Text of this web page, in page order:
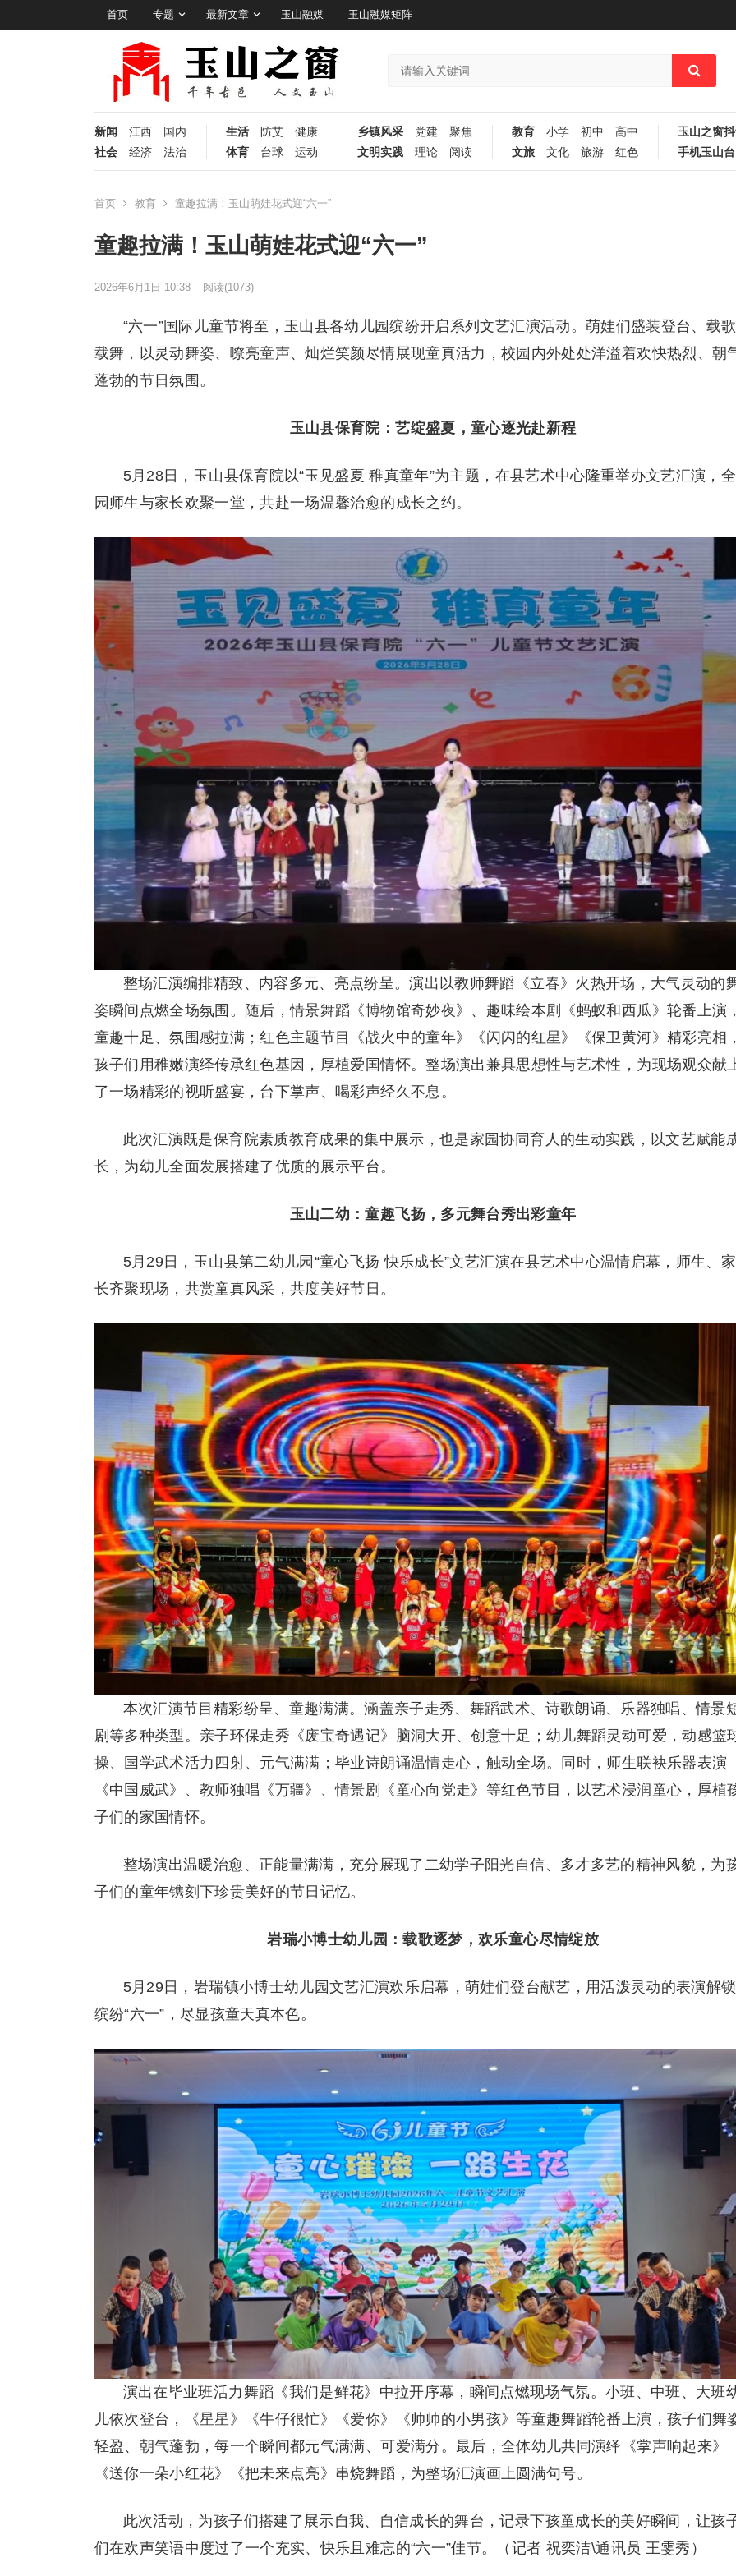
首页 专题 最新文章 玉山融媒 玉山融媒矩阵
新闻 江西
国内
社会
经济 法治
生活 防艾
健康
体育
台球 运动
乡镇风采 党建
聚焦
文明实践
理论 阅读
教育 小学 初中
高中
文旅
文化 旅游 红色
玉山之窗
手机玉山台
首页 教育 童趣拉满！玉山萌娃花式迎“六一”
童趣拉满！玉山萌娃花式迎“六一”
2026年6月1日 10:38 阅读(1073)
“六一”国际儿童节将至，玉山县各幼儿园缤纷开启系列文艺汇演活动。萌娃们盛装登台、载歌
载舞，以灵动舞姿、嘹亮童声、灿烂笑颜尽情展现童真活力，校园内外处处洋溢着欢快热烈、朝
蓬勃的节日氛围。
玉山县保育院：艺绽盛夏，童心逐光赴新程
5月28日，玉山县保育院以“玉见盛夏 稚真童年”为主题，在县艺术中心隆重举办文艺汇演，全
园师生与家长欢聚一堂，共赴一场温馨治愈的成长之约。
整场汇演编排精致、内容多元、亮点纷呈。演出以教师舞蹈《立春》火热开场，大气灵动的
姿瞬间点燃全场氛围。随后，情景舞蹈《博物馆奇妙夜》、趣味绘本剧《蚂蚁和西瓜》轮番上演
童趣十足、氛围感拉满；红色主题节目《战火中的童年》《闪闪的红星》《保卫黄河》精彩亮相
孩子们用稚嫩演绎传承红色基因，厚植爱国情怀。整场演出兼具思想性与艺术性，为现场观众献
了一场精彩的视听盛宴，台下掌声、喝彩声经久不息。
此次汇演既是保育院素质教育成果的集中展示，也是家园协同育人的生动实践，以文艺赋能
长，为幼儿全面发展搭建了优质的展示平台。
玉山二幼：童趣飞扬，多元舞台秀出彩童年
5月29日，玉山县第二幼儿园“童心飞扬 快乐成长”文艺汇演在县艺术中心温情启幕，师生、家
长齐聚现场，共赏童真风采，共度美好节日。
本次汇演节目精彩纷呈、童趣满满。涵盖亲子走秀、舞蹈武术、诗歌朗诵、乐器独唱、情景
剧等多种类型。亲子环保走秀《废宝奇遇记》脑洞大开、创意十足；幼儿舞蹈灵动可爱，动感篮
操、国学武术活力四射、元气满满；毕业诗朗诵温情走心，触动全场。同时，师生联袂乐器表演
《中国威武》、教师独唱《万疆》、情景剧《童心向党走》等红色节目，以艺术浸润童心，厚植
子们的家国情怀。
整场演出温暖治愈、正能量满满，充分展现了二幼学子阳光自信、多才多艺的精神风貌，为
子们的童年镌刻下珍贵美好的节日记忆。
岩瑞小博士幼儿园：载歌逐梦，欢乐童心尽情绽放
5月29日，岩瑞镇小博士幼儿园文艺汇演欢乐启幕，萌娃们登台献艺，用活泼灵动的表演解锁
缤纷“六一”，尽显孩童天真本色。
演出在毕业班活力舞蹈《我们是鲜花》中拉开序幕，瞬间点燃现场气氛。小班、中班、大班
儿依次登台，《星星》《牛仔很忙》《爱你》《帅帅的小男孩》等童趣舞蹈轮番上演，孩子们舞
轻盈、朝气蓬勃，每一个瞬间都元气满满、可爱满分。最后，全体幼儿共同演绎《掌声响起来》
《送你一朵小红花》《把未来点亮》串烧舞蹈，为整场汇演画上圆满句号。
此次活动，为孩子们搭建了展示自我、自信成长的舞台，记录下孩童成长的美好瞬间，让孩
们在欢声笑语中度过了一个充实、快乐且难忘的“六一”佳节。（记者 祝奕洁\通讯员 王雯秀）